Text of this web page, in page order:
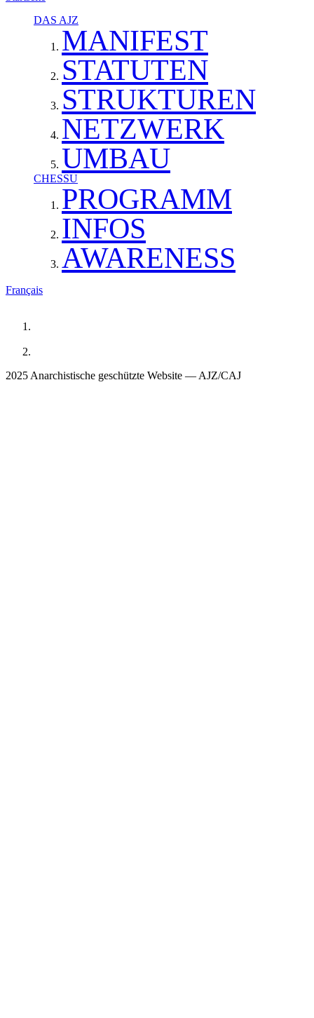
DAS AJZ
MANIFEST
STATUTEN
STRUKTUREN
NETZWERK
UMBAU
CHESSU
PROGRAMM
INFOS
AWARENESS
Français
2025 Anarchistische geschützte Website — AJZ/CAJ